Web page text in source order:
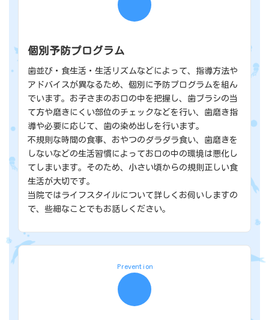
個別予防プログラム
歯並び・食生活・生活リズムなどによって、指導方法や
アドバイスが異なるため、個別に予防プログラムを組ん
でいます。お子さまのお口の中を把握し、歯ブラシの当
て方や磨きにくい部位のチェックなどを行い、歯磨き指
導や必要に応じて、歯の染め出しを行います。
不規則な時間の食事、おやつのダラダラ食い、歯磨きを
しないなどの生活習慣によってお口の中の環境は悪化し
てしまいます。そのため、小さい頃からの規則正しい食
生活が大切です。
当院ではライフスタイルについて詳しくお伺いしますの
で、些細なことでもお話しください。
Prevention